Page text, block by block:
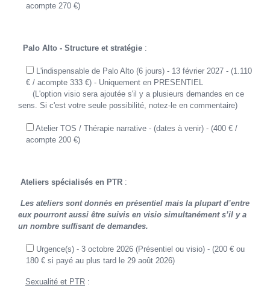
acompte 270 €)
Palo Alto - Structure et stratégie :
L'indispensable de Palo Alto (6 jours) - 13 février 2027 - (1.110
€ / acompte 333 €) - Uniquement en PRESENTIEL
(L'option visio sera ajoutée s'il y a plusieurs demandes en ce
sens. Si c'est votre seule possibilité, notez-le en commentaire)
Atelier TOS / Thérapie narrative - (dates à venir) - (400 € /
acompte 200 €)
Ateliers spécialisés en PTR :
Les ateliers sont donnés en présentiel mais la plupart d’entre
eux pourront aussi être suivis en visio simultanément s’il y a
un nombre suffisant de demandes.
Urgence(s) - 3 octobre 2026 (Présentiel ou visio) - (200 € ou
180 € si payé au plus tard le 29 août 2026)
Sexualité et PTR :